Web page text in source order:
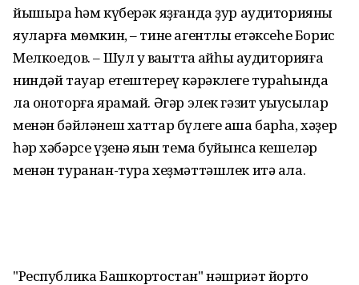
йышыраҡ һәм күберәк яҙғанда ҙур аудиторияны
яуларға мөмкин, – тине агентлыҡ етәксеһе Борис
Мелкоедов. – Шул уҡ ваҡытта ҡайһы аудиторияға
ниндәй тауар етештереү кәрәклеге тураһында
ла оноторға ярамай. Әгәр элек гәзит уҡыусылар
менән бәйләнеш хаттар бүлеге аша барһа, хәҙер
һәр хәбәрсе үҙенә яҡын тема буйынса кешеләр
менән туранан-тура хеҙмәттәшлек итә ала.
"Республика Башкортостан" нәшриәт йорто